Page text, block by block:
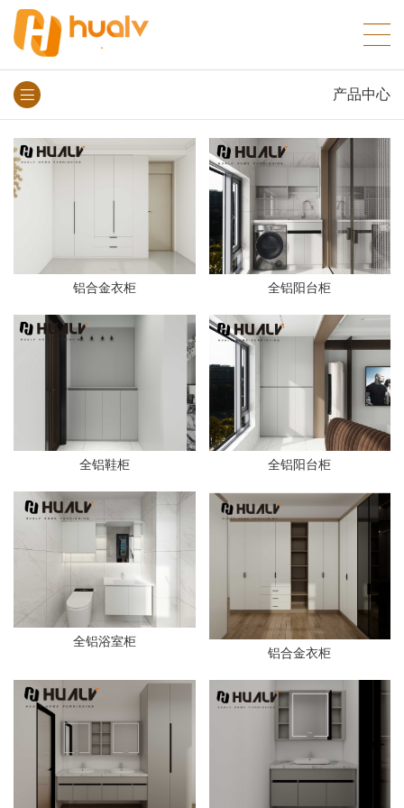
产品中心
铝合金衣柜 全铝阳台柜
全铝鞋柜 全铝阳台柜
全铝浴室柜
铝合金衣柜